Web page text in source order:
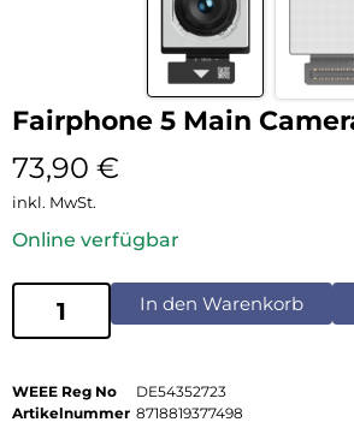
Fairphone 5 Main
73,90 €
inkl. MwSt.
Online verfügbar
In den Warenkorb
WEEE Reg No
DE54352723
Artikelnummer 8718819377498